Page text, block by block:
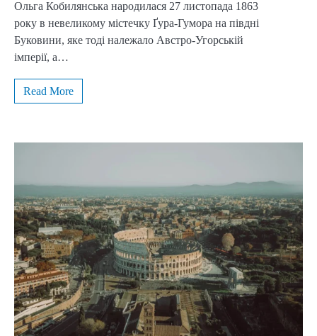
Ольга Кобилянська народилася 27 листопада 1863
року в невеликому містечку Ґура-Гумора на півдні
Буковини, яке тоді належало Австро-Угорській
імперії, а…
Read More